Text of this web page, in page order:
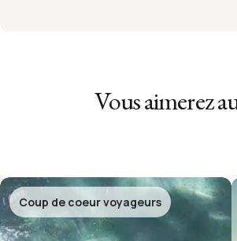
Vous aimerez
Coup de coeur voyageurs